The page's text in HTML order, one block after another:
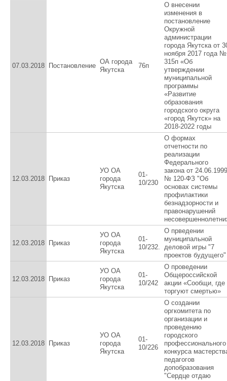
07.03.2018 Постановление
ОА города
Якутска
76п
О внесении
изменения в
постановление
Окружной
администрации
города Якутска от
ноября 2017 года №
315п «Об
утверждении
муниципальной
программы
«Развитие
образования
городского округа
«город Якутск» на
2018-2022 годы
12.03.2018 Приказ
УО ОА
города
Якутска
01-
10/230
О формах
отчетности по
реализации
Федерального
закона от 24.06.1999
№ 120-ФЗ "Об
основах системы
профилактики
безнадзорности и
правонарушений
12.03.2018 Приказ
УО ОА
города
Якутска
01-
10/232.
О прведении
муниципальной
деловой игры "7
проектов будущего"
12.03.2018 Приказ
УО ОА
города
Якутска
01-
10/242
О проведении
Общероссийской
акции «Сообщи, где
торгуют смертью»
12.03.2018 Приказ
УО ОА
города
Якутска
01-
10/226
О создании
оргкомитета по
организации и
проведению
городского
профессионального
конкурса
педагогов
допобразования
"Сердце отдаю